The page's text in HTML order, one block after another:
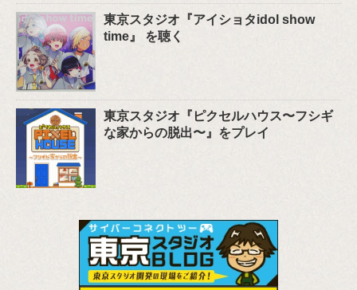
東京スタジオ『アイショタidol show
time』 を聴く
東京スタジオ『ピクセルハウス〜フシギ
な家からの脱出〜』をプレイ